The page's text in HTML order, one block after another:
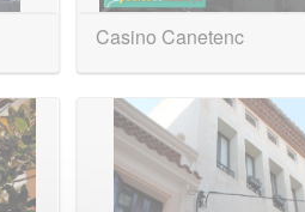
Casino Canetenc